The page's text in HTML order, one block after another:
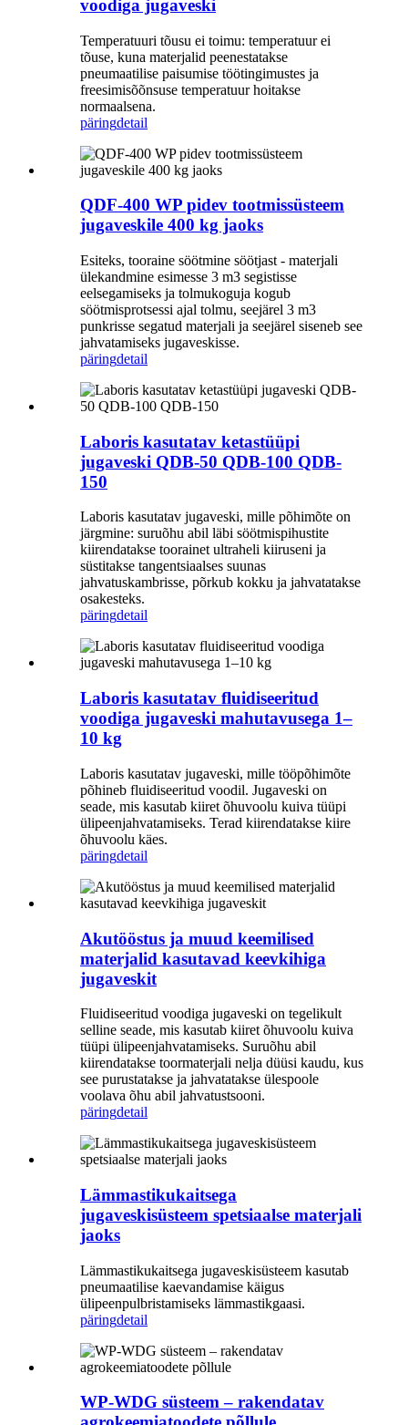
voodiga jugaveski
Temperatuuri tõusu ei toimu: temperatuur ei
tõuse, kuna materjalid peenestatakse
pneumaatilise paisumise töötingimustes ja
freesimisõõnsuse temperatuur hoitakse
normaalsena.
päringdetail
QDF-400 WP pidev tootmissüsteem
jugaveskile 400 kg jaoks
Esiteks, tooraine söötmine söötjast - materjali
ülekandmine esimesse 3 m3 segistisse
eelsegamiseks ja tolmukoguja kogub
söötmisprotsessi ajal tolmu, seejärel 3 m3
punkrisse segatud materjali ja seejärel siseneb see
jahvatamiseks jugaveskisse.
päringdetail
Laboris kasutatav ketastüüpi
jugaveski QDB-50 QDB-100 QDB-
150
Laboris kasutatav jugaveski, mille põhimõte on
järgmine: suruõhu abil läbi söötmispihustite
kiirendatakse toorainet ultraheli kiiruseni ja
süstitakse tangentsiaalses suunas
jahvatuskambrisse, põrkub kokku ja jahvatatakse
osakesteks.
päringdetail
Laboris kasutatav fluidiseeritud
voodiga jugaveski mahutavusega 1–
10 kg
Laboris kasutatav jugaveski, mille tööpõhimõte
põhineb fluidiseeritud voodil. Jugaveski on
seade, mis kasutab kiiret õhuvoolu kuiva tüüpi
ülipeenjahvatamiseks. Terad kiirendatakse kiire
õhuvoolu käes.
päringdetail
Akutööstus ja muud keemilised
materjalid kasutavad keevkihiga
jugaveskit
Fluidiseeritud voodiga jugaveski on tegelikult
selline seade, mis kasutab kiiret õhuvoolu kuiva
tüüpi ülipeenjahvatamiseks. Suruõhu abil
kiirendatakse toormaterjali nelja düüsi kaudu, kus
see purustatakse ja jahvatatakse ülespoole
voolava õhu abil jahvatustsooni.
päringdetail
Lämmastikukaitsega
jugaveskisüsteem spetsiaalse materjali
jaoks
Lämmastikukaitsega jugaveskisüsteem kasutab
pneumaatilise kaevandamise käigus
ülipeenpulbristamiseks lämmastikgaasi.
päringdetail
WP-WDG süsteem – rakendatav